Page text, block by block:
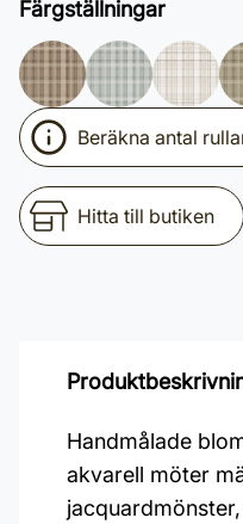
Färgställningar
Beräkna antal
Hitta till butiken
Handmålade
akvarell möter